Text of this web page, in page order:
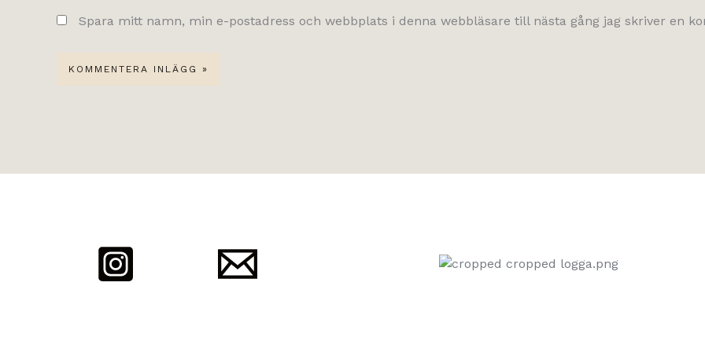
Spara mitt namn, min e-postadress och webbplats i denna webbläsare till nästa gång jag skriver en